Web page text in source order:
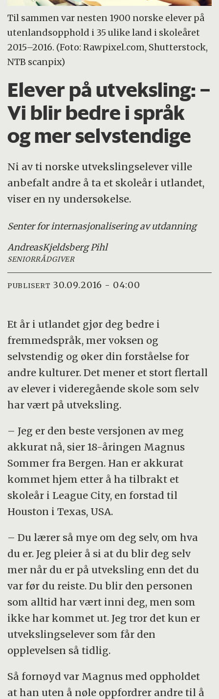
Til sammen var nesten 1900 norske elever på
utenlandsopphold i 35 ulike land i skoleåret
2015–2016. (Foto: Rawpixel.com, Shutterstock,
NTB scanpix)
Elever på utveksling: –
Vi blir bedre i språk
og mer selvstendige
Ni av ti norske utvekslingselever ville
anbefalt andre å ta et skoleår i utlandet,
viser en ny undersøkelse.
Senter for internasjonalisering av utdanning
AndreasKjeldsberg Pihl
SENIORRÅDGIVER
PUBLISERT 30.09.2016 - 04:00
Et år i utlandet gjør deg bedre i
fremmedspråk, mer voksen og
selvstendig og øker din forståelse for
andre kulturer. Det mener et stort flertall
av elever i videregående skole som selv
har vært på utveksling.
– Jeg er den beste versjonen av meg
akkurat nå, sier 18-åringen Magnus
Sommer fra Bergen. Han er akkurat
kommet hjem etter å ha tilbrakt et
skoleår i League City, en forstad til
Houston i Texas, USA.
– Du lærer så mye om deg selv, om hva
du er. Jeg pleier å si at du blir deg selv
mer når du er på utveksling enn det du
var før du reiste. Du blir den personen
som alltid har vært inni deg, men som
ikke har kommet ut. Jeg tror det kun er
utvekslingselever som får den
opplevelsen så tidlig.
Så fornøyd var Magnus med oppholdet
at han uten å nøle oppfordrer andre til å